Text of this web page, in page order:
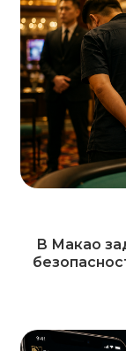
В Макао